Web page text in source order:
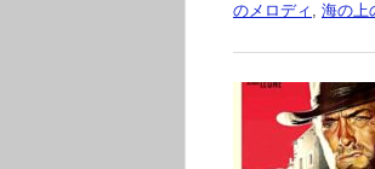
のメロディ , 海の上